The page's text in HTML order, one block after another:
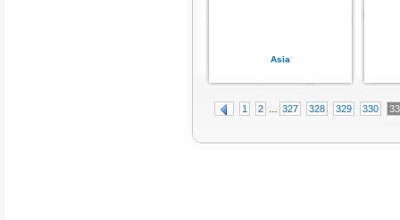
Asia
1 2 ... 327 328 329 330